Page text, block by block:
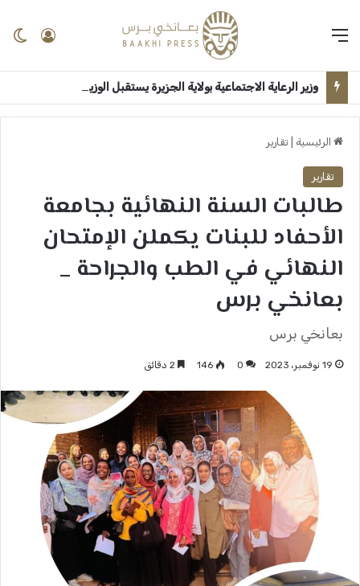
الرئيسية تقارير
تقارير
طالبات السنة النهائية بجامعة
الأحفاد للبنات يكملن الإمتحان
النهائي في الطب والجراحة _
بعانخي برس
بعانخي برس
19 نوفمبر، 2023 0
146